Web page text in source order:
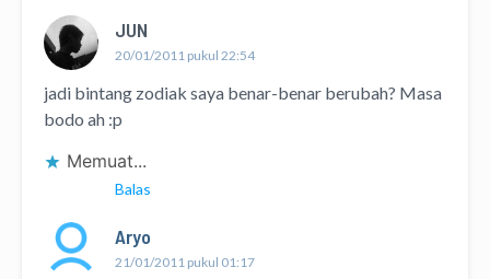
JUN
20/01/2011 pukul 22:54
jadi bintang zodiak saya benar-benar berubah? Masa
bodo ah :p
Memuat...
Balas
Aryo
21/01/2011 pukul 01:17